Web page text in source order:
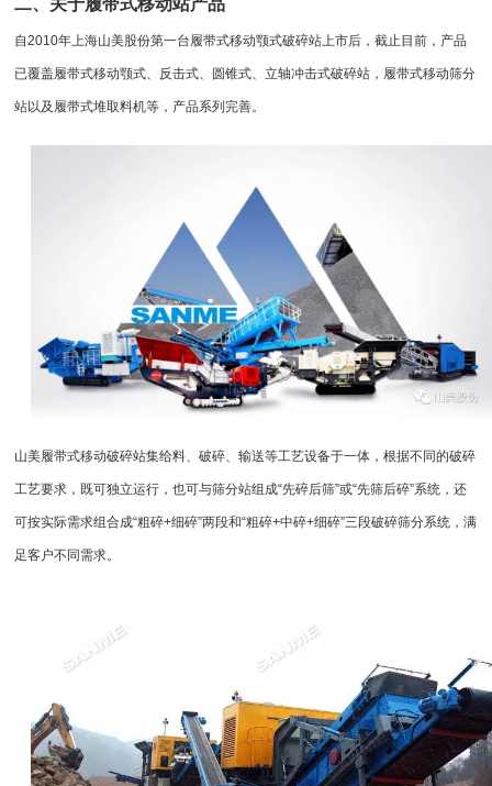
自2010年上海山美股份第一台履带式移动颚式破碎站上市后，截止目前，产品
已覆盖履带式移动颚式、反击式、圆锥式、立轴冲击式破碎站， 履带式移动筛分
站以及履带式堆取料机等，产品系列完善。
山美履带式移动破碎站集给料、破碎、输送等工艺设备于一体，根据不同的破碎
工艺要求，既可独立运行，也可与筛分站组成“先碎后筛”或“先筛后碎”系统，还
可按实际需求组合成“粗碎+细碎”两段和“粗碎+中碎+细碎”三段破碎筛分系统，满
足客户不同需求。